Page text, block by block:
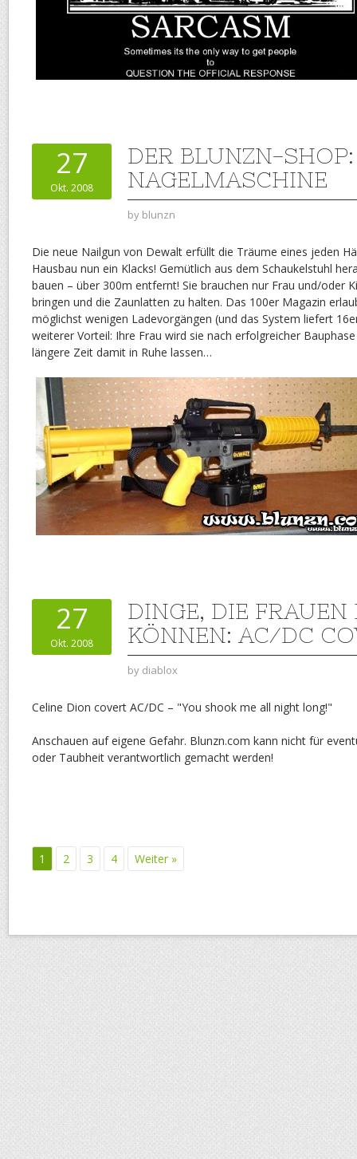
27
Okt. 2008
DER BLUNZN-
NAGELMASCHINE
by blunzn
Die neue Nailgun von Dewalt erfüllt die Träume eines jeden
Hausbau nun ein Klacks! Gemütlich aus dem Schaukelstuhl
bauen – über 300m entfernt! Sie brauchen nur Frau und/oder
bringen und die Zaunlatten zu halten. Das 100er Magazin
möglichst wenigen Ladevorgängen (und das System liefert
weiterer Vorteil: Ihre Frau wird sie nach erfolgreicher
längere Zeit damit in Ruhe lassen…
27
Okt. 2008
DINGE, DIE
KÖNNEN: AC/DC
by diablox
Celine Dion covert AC/DC – "You shook me all night long!"
Anschauen auf eigene Gefahr. Blunzn.com kann nicht für
oder Taubheit verantwortlich gemacht werden!
1 2 3 4 Weiter »